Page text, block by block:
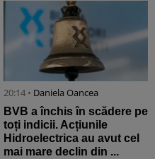
20:14 • Daniela Oancea
BVB a închis în scădere pe
toți indicii. Acțiunile
Hidroelectrica au avut cel
mai mare declin din ...